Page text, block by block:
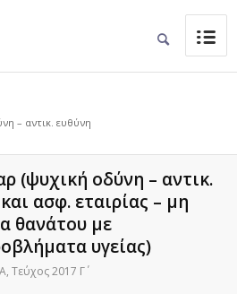
– αντικ. ευθύνη
(ψυχική οδύνη – αντικ.
ασφ. εταιρίας – μη
θανάτου με
υγείας)
,Τεύχος 2017 Γ΄